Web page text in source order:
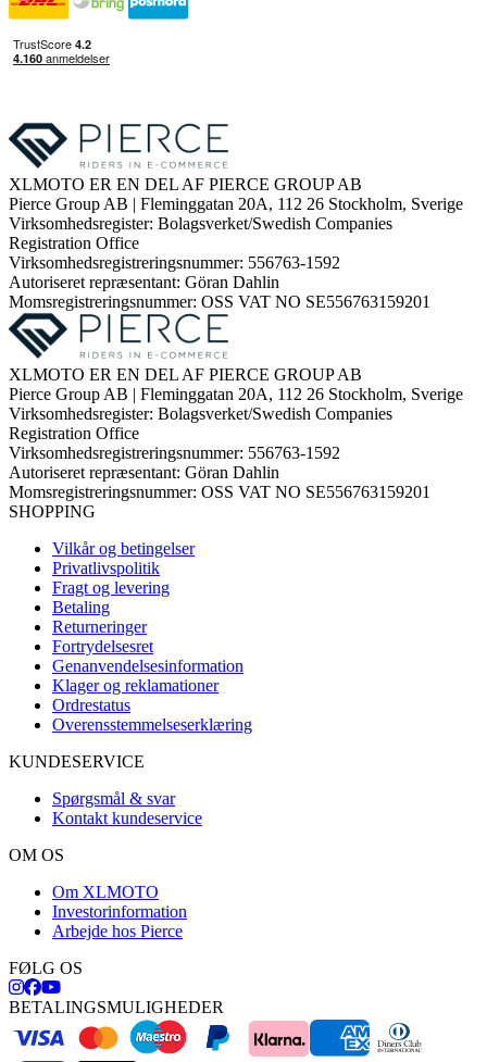
XLMOTO ER EN DEL AF PIERCE GROUP AB
Pierce Group AB | Fleminggatan 20A, 112 26 Stockholm, Sverige
Virksomhedsregister: Bolagsverket/Swedish Companies
Registration Office
Virksomhedsregistreringsnummer: 556763-1592
Autoriseret repræsentant: Göran Dahlin
Momsregistreringsnummer: OSS VAT NO SE556763159201
XLMOTO ER EN DEL AF PIERCE GROUP AB
Pierce Group AB | Fleminggatan 20A, 112 26 Stockholm, Sverige
Virksomhedsregister: Bolagsverket/Swedish Companies
Registration Office
Virksomhedsregistreringsnummer: 556763-1592
Autoriseret repræsentant: Göran Dahlin
Momsregistreringsnummer: OSS VAT NO SE556763159201
SHOPPING
Vilkår og betingelser
Privatlivspolitik
Fragt og levering
Betaling
Returneringer
Fortrydelsesret
Genanvendelsesinformation
Klager og reklamationer
Ordrestatus
Overensstemmelseserklæring
KUNDESERVICE
Spørgsmål & svar
Kontakt kundeservice
OM OS
Om XLMOTO
Investorinformation
Arbejde hos Pierce
FØLG OS
BETALINGSMULIGHEDER